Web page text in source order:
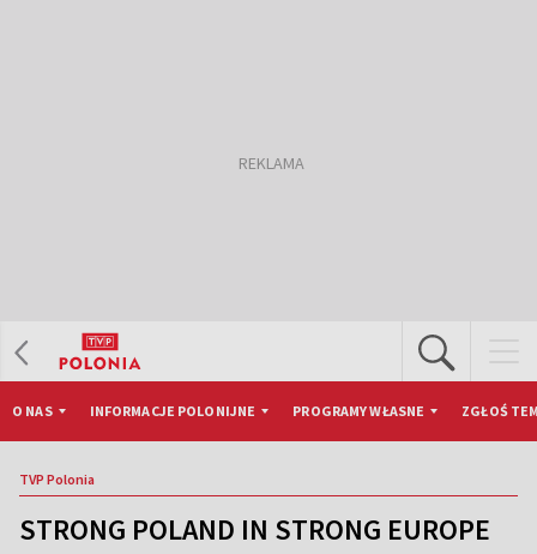
O NAS INFORMACJE POLONIJNE PROGRAMY WŁASNE ZGŁOŚ
TVP Polonia
STRONG POLAND IN STRONG EUROPE